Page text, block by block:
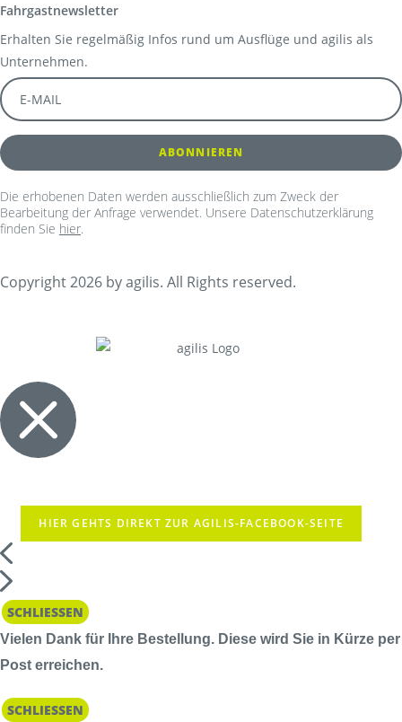
Fahrgastnewsletter
Erhalten Sie regelmäßig Infos rund um Ausflüge und agilis als
Unternehmen.
Die erhobenen Daten werden ausschließlich zum Zweck der
Bearbeitung der Anfrage verwendet. Unsere Datenschutzerklärung
finden Sie hier.
Copyright 2026 by agilis. All Rights reserved.
HIER GEHTS DIREKT ZUR AGILIS-FACEBOOK-SEITE
SCHLIESSEN
Vielen Dank für Ihre Bestellung. Diese wird Sie in Kürze per
Post erreichen.
SCHLIESSEN